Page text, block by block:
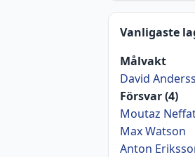
Vanligaste
Målvakt
David
Försvar (4)
Moutaz
Max Watson
Anton